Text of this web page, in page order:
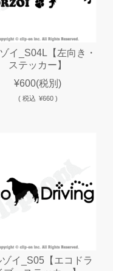
イ_S04L【左向き・
ステッカー】
¥600(税別)
( 税込 ¥660 )
ゾイ_S05【エコドラ